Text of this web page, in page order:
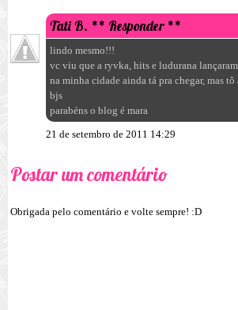
Tati B. ** Responder **
lindo mesmo!!!
vc viu que a ryvka, hits e ludurana
na minha cidade ainda tá pra chegar, mas tô
bjs
parabéns o blog é mara
21 de setembro de 2011 14:29
Postar um comentário
Obrigada pelo comentário e volte sempre! :D